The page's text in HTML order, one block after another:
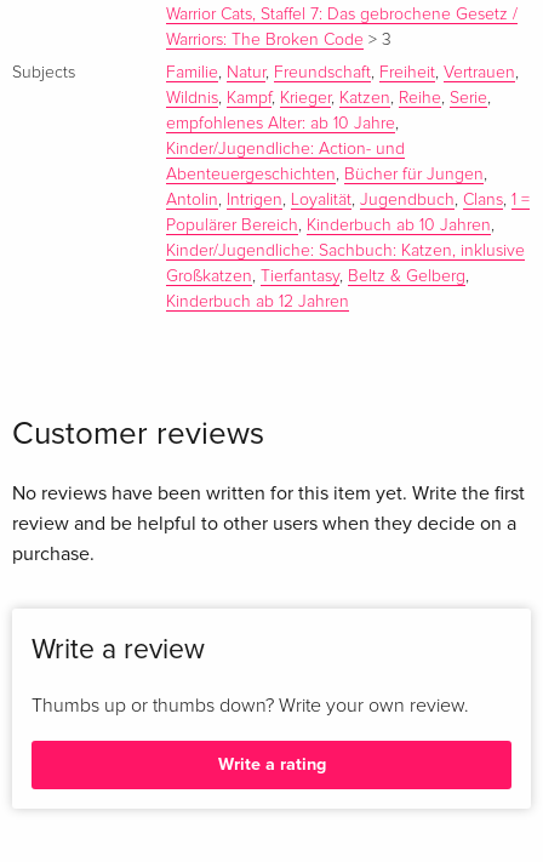
Warrior Cats, Staffel 7: Das gebrochene Gesetz /
Warriors: The Broken Code > 3
Subjects
Familie, Natur, Freundschaft, Freiheit, Vertrauen,
Wildnis, Kampf, Krieger, Katzen, Reihe, Serie,
empfohlenes Alter: ab 10 Jahre,
Kinder/Jugendliche: Action- und
Abenteuergeschichten, Bücher für Jungen,
Antolin, Intrigen, Loyalität, Jugendbuch, Clans, 1 =
Populärer Bereich, Kinderbuch ab 10 Jahren,
Kinder/Jugendliche: Sachbuch: Katzen, inklusive
Großkatzen, Tierfantasy, Beltz & Gelberg,
Kinderbuch ab 12 Jahren
Customer reviews
No reviews have been written for this item yet. Write the first
review and be helpful to other users when they decide on a
purchase.
Write a review
Thumbs up or thumbs down? Write your own review.
Write a rating